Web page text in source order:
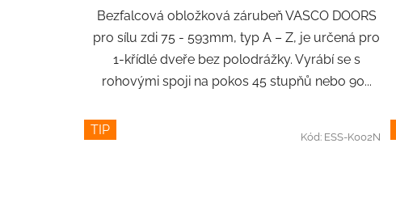
Bezfalcová obložková zárubeň VASCO DOORS
pro sílu zdi 75 - 593mm, typ A – Z, je určená pro
1-křídlé dveře bez polodrážky. Vyrábí se s
rohovými spoji na pokos 45 stupňů nebo 90...
TIP Kód: ESS-K002N